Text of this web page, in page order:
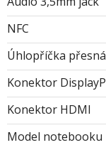
NFC
Úhlopříčka
Konektor
Konektor HDMI
Model notebooku